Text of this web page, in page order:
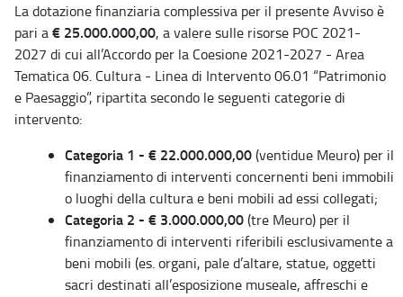
La dotazione finanziaria complessiva per il presente Avviso è
pari a€ 25.000.000,00, a valere sulle risorse POC 2021-
2027 di cui all’Accordo per la Coesione 2021-2027 - Area
Tematica 06. Cultura - Linea di Intervento 06.01 “Patrimonio
e Paesaggio”, ripartita secondo le seguenti categorie di
intervento:
Categoria 1 - € 22.000.000,00(ventidue Meuro) per il
finanziamento di interventi concernenti beni immobili
o luoghi della cultura e beni mobili ad essi collegati;
Categoria 2 - € 3.000.000,00(tre Meuro) per il
finanziamento di interventi riferibili esclusivamente a
beni mobili (es. organi, pale d’altare, statue, oggetti
sacri destinati all’esposizione museale, affreschi e